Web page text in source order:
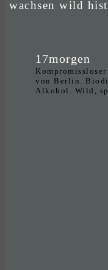
wachsen wild
17morgen
von Berlin.
Alkohol. Wild,